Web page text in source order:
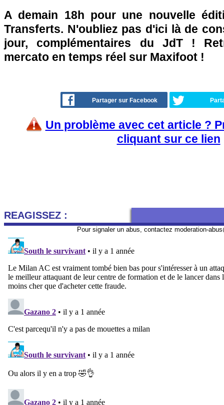
A demain 18h pour une nouvelle
Transferts. N'oubliez pas d'ici là de
jour, complémentaires du JdT !
mercato en temps réel sur Maxifoot !
Partager sur Facebook
Un problème avec cet article ?
cliquant sur ce lien
REAGISSEZ :
Pour signaler un abus, contactez moderation-